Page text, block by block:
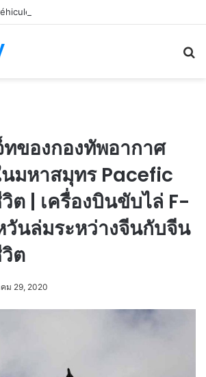
d’occasion en plein essor
ทของกองทัพอากาศ
มหาสมุทร Pacefic
ต | เครื่องบินขับไล่ F-
วันล่มระหว่างจีนกับจีน
ต
ม 29, 2020